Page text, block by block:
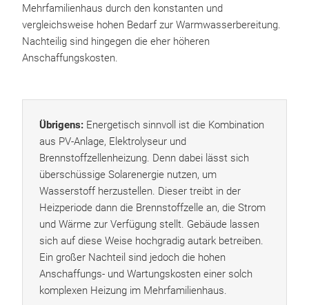
Mehrfamilienhaus durch den konstanten und
vergleichsweise hohen Bedarf zur Warmwasserbereitung.
Nachteilig sind hingegen die eher höheren
Anschaffungskosten.
Übrigens: Energetisch sinnvoll ist die Kombination
aus PV-Anlage, Elektrolyseur und
Brennstoffzellenheizung. Denn dabei lässt sich
überschüssige Solarenergie nutzen, um
Wasserstoff herzustellen. Dieser treibt in der
Heizperiode dann die Brennstoffzelle an, die Strom
und Wärme zur Verfügung stellt. Gebäude lassen
sich auf diese Weise hochgradig autark betreiben.
Ein großer Nachteil sind jedoch die hohen
Anschaffungs- und Wartungskosten einer solch
komplexen Heizung im Mehrfamilienhaus.